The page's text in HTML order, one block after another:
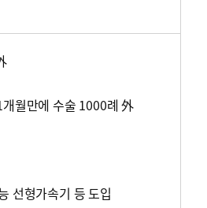
월만에 수술 1000례 外
선형가속기 등 도입